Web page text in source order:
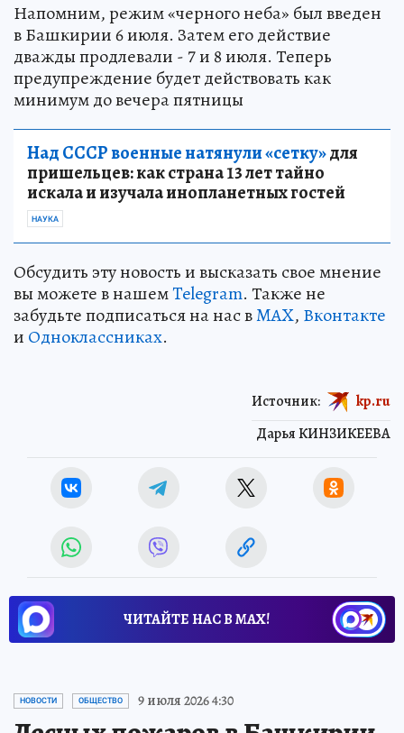
Напомним, режим «черного неба» был введен
в Башкирии 6 июля. Затем его действие
дважды продлевали - 7 и 8 июля. Теперь
предупреждение будет действовать как
минимум до вечера пятницы
Над СССР военные натянули «сетку»для
пришельцев: как страна 13 лет тайно
искала и изучала инопланетных гостей
НАУКА
Обсудить эту новость и высказать свое мнение
вы можете в нашемTelegram. Также не
забудьте подписаться на нас вMAX, Вконтакте
и Одноклассниках.
Дарья КИНЗИКЕЕВА
Источник: kp.ru
ЧИТАЙТЕ НАС В МАХ!
НОВОСТИ ОБЩЕСТВО 9 июля 2026 4:30